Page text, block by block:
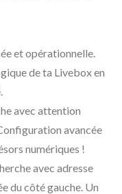
et opérationnelle.
de ta Livebox en
avec attention
avancée
numériques !
avec adresse
du côté gauche. Un